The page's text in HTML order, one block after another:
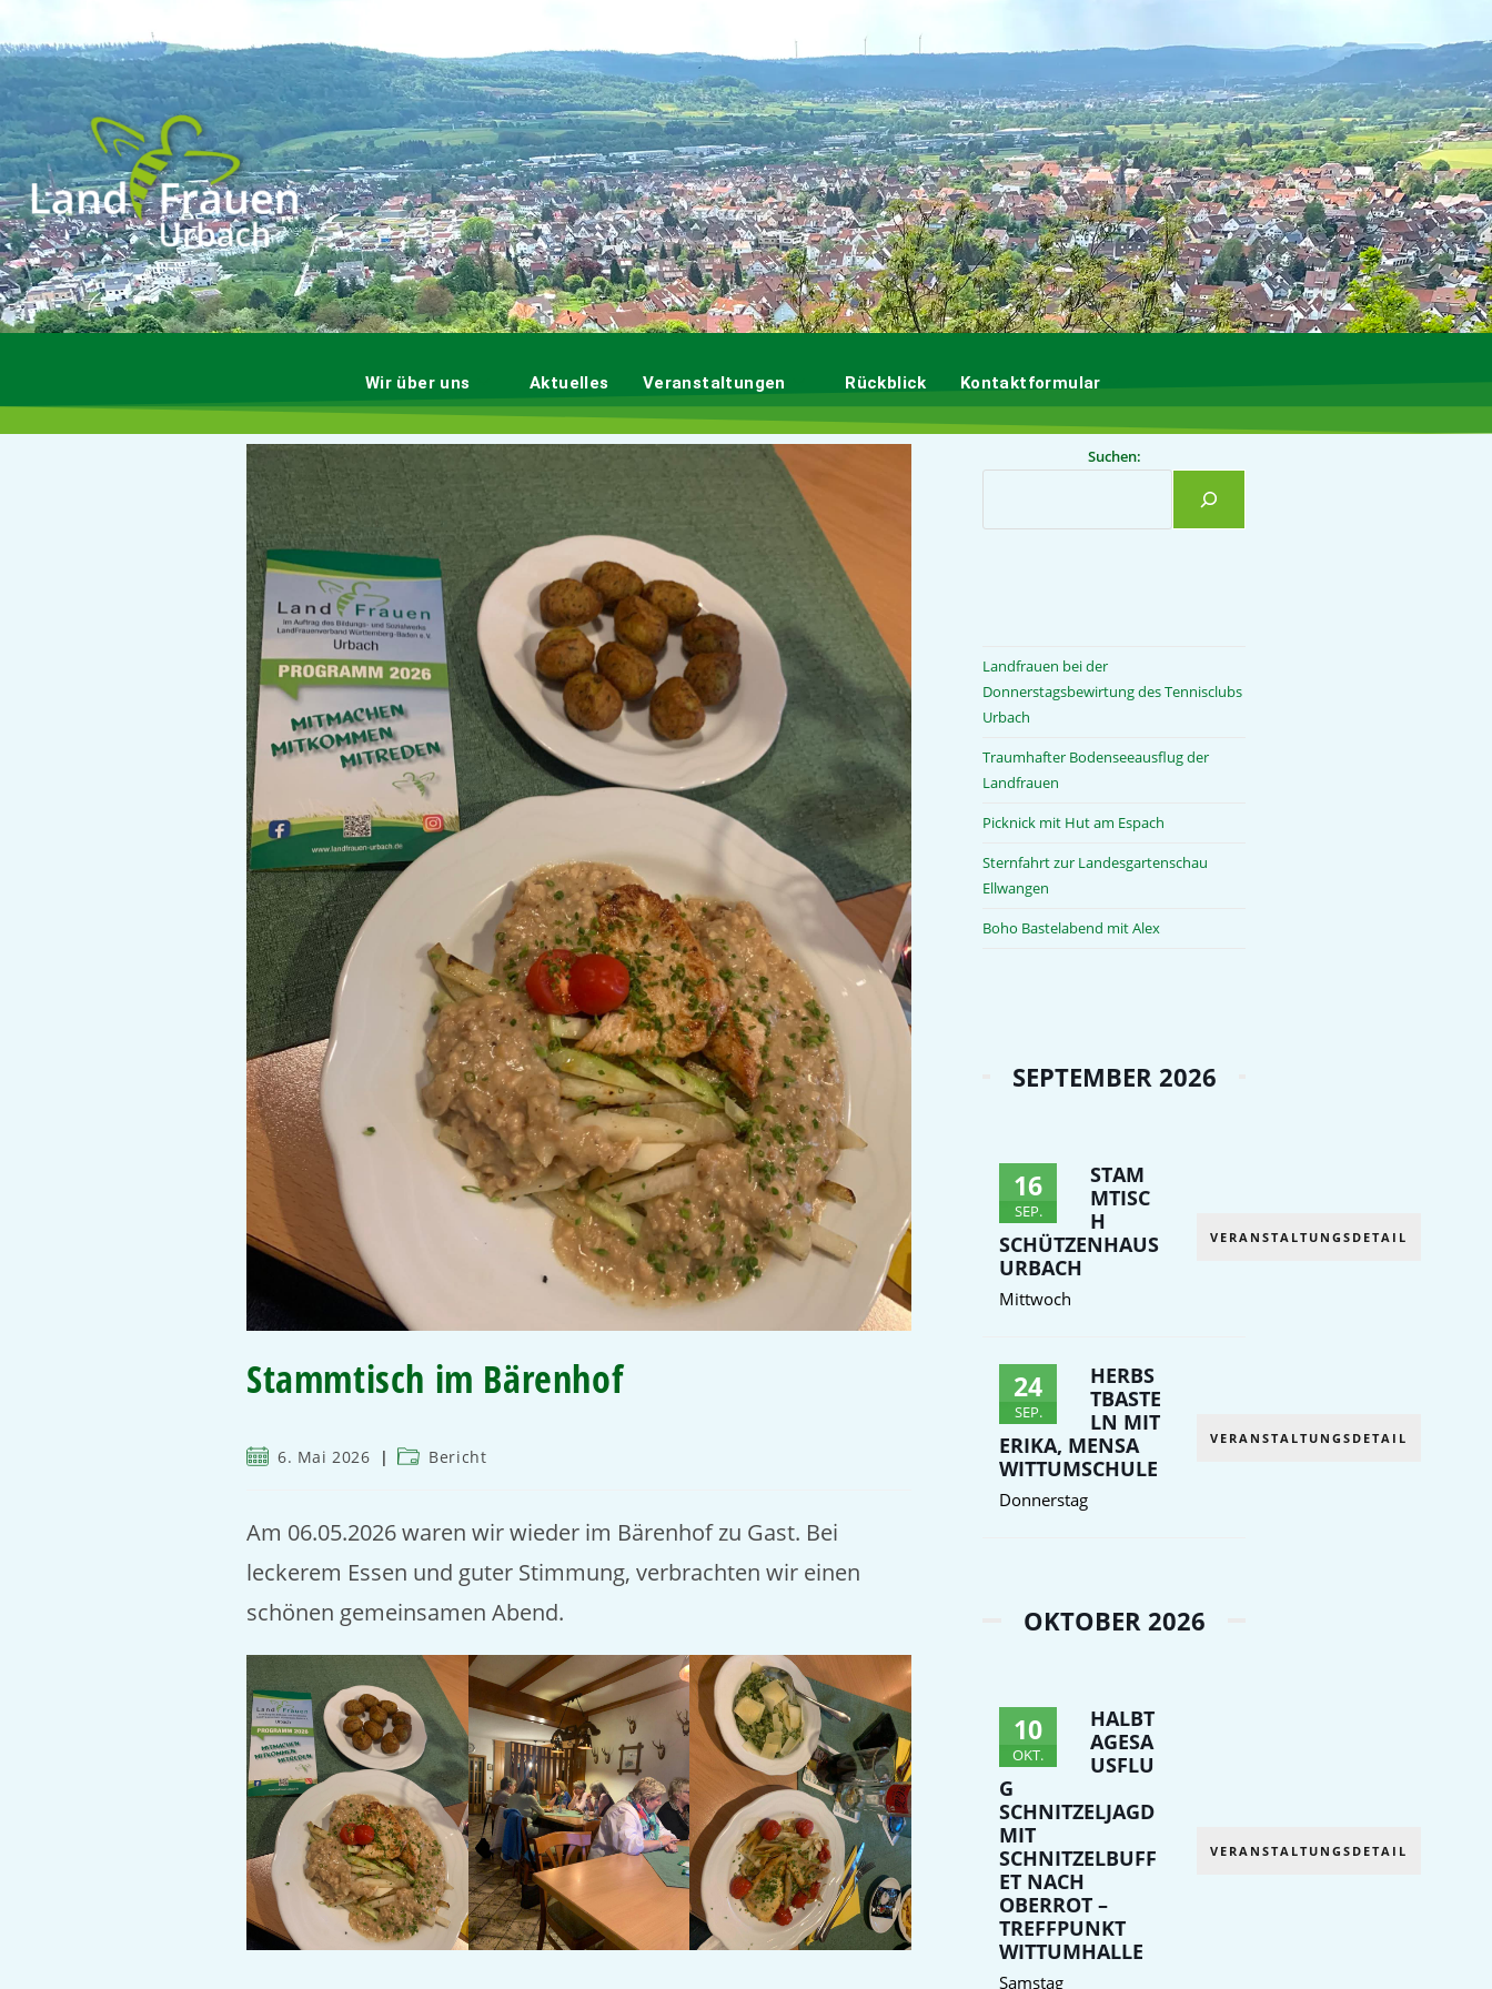
Wir über uns Aktuelles Veranstaltungen Rückblick Kontaktformular
Stammtisch im Bärenhof
6. Mai 2026 Bericht
Am 06.05.2026 waren wir wieder im Bärenhof zu Gast. Bei
leckerem Essen und guter Stimmung, verbrachten wir einen
schönen gemeinsamen Abend.
Suchen:
Landfrauen bei der
Donnerstagsbewirtung des Tennisclubs
Urbach
Traumhafter Bodenseeausflug der
Landfrauen
Picknick mit Hut am Espach
Sternfahrt zur Landesgartenschau
Ellwangen
Boho Bastelabend mit Alex
SEPTEMBER 2026
16
SEP.
STAM
MTISC
H
SCHÜTZENHAUS
URBACH
Mittwoch
VERANSTALTUNGSDETAIL
24
SEP.
HERBS
TBASTE
LN MIT
ERIKA, MENSA
WITTUMSCHULE
Donnerstag
VERANSTALTUNGSDETAIL
OKTOBER 2026
10
OKT.
HALBT
AGESA
USFLU
G
SCHNITZELJAGD
MIT
SCHNITZELBUFF
ET NACH
OBERROT –
TREFFPUNKT
WITTUMHALLE
Samstag
VERANSTALTUNGSDETAIL